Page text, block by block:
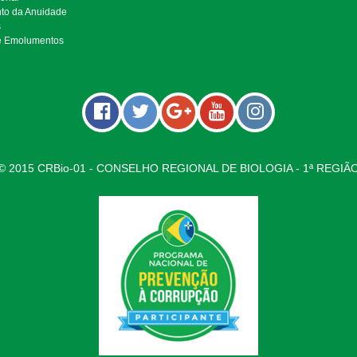
da Anuidade
Emolumentos
2015 CRBio-01 - CONSELHO REGIONAL DE BIOLOGIA - 1ª